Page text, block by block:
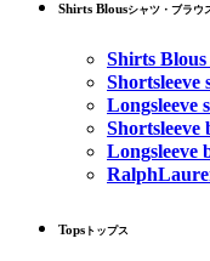
Shirts Blousシャツ・ブラウ
Shirts
Shortsleeve
Longsleeve
Shortsleeve
Longsleeve
Tops トップス